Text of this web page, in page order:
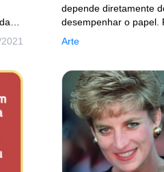
Arte
depende diretamente
desempenhar o papel.
de um protagonista
cinematográficas
do avesso, revelando
personalidade.